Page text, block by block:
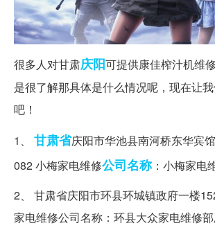
很多人对甘肃庆阳可提供康佳榨汁机维
是很了解那具体是什么情况呢，现在让
吧！
1、 甘肃省庆阳市华池县南河桥东华宾
082 小梅家电维修公司名称：小梅家电
2、 甘肃省庆阳市环县环城镇政府一楼
家电维修公司名称：环县大众家电维修